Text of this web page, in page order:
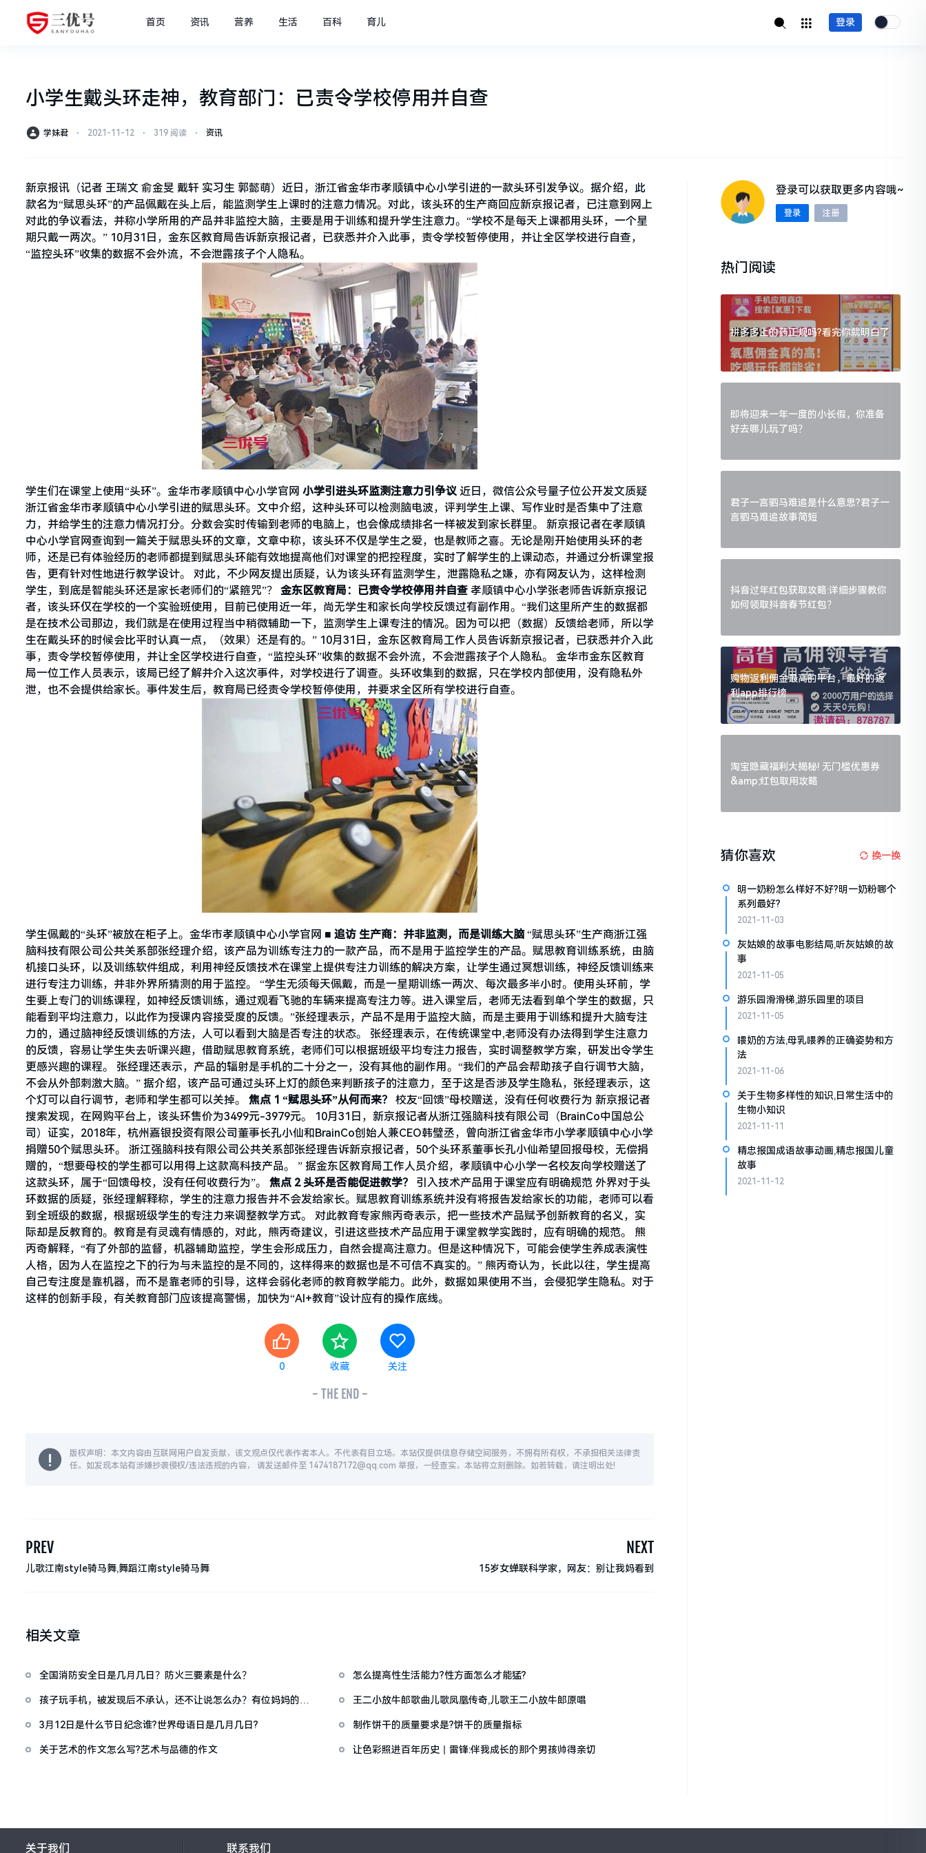
首页 资讯 营养 生活 百科 育儿 登录
小学生戴头环走神，教育部门：已责令学校停用并自查
学妹君 ⋅ 2021-11-12 ⋅ 319 阅读 ⋅ 资讯
新京报讯（记者 王瑞文 俞金旻 戴轩 实习生 郭懿萌）近日，浙江省金华市孝顺镇中心小学引进的一款头环引发争议。据介绍，此
款名为“赋思头环”的产品佩戴在头上后，能监测学生上课时的注意力情况。对此，该头环的生产商回应新京报记者，已注意到网上
对此的争议看法，并称小学所用的产品并非监控大脑，主要是用于训练和提升学生注意力。“学校不是每天上课都用头环，一个星
期只戴一两次。” 10月31日，金东区教育局告诉新京报记者，已获悉并介入此事，责令学校暂停使用，并让全区学校进行自查，
“监控头环”收集的数据不会外流，不会泄露孩子个人隐私。
学生们在课堂上使用“头环”。金华市孝顺镇中心小学官网 小学引进头环监测注意力引争议 近日，微信公众号量子位公开发文质疑
浙江省金华市孝顺镇中心小学引进的赋思头环。文中介绍，这种头环可以检测脑电波，评判学生上课、写作业时是否集中了注意
力，并给学生的注意力情况打分。分数会实时传输到老师的电脑上，也会像成绩排名一样被发到家长群里。 新京报记者在孝顺镇
中心小学官网查询到一篇关于赋思头环的文章，文章中称，该头环不仅是学生之爱，也是教师之喜。无论是刚开始使用头环的老
师，还是已有体验经历的老师都提到赋思头环能有效地提高他们对课堂的把控程度，实时了解学生的上课动态，并通过分析课堂报
告，更有针对性地进行教学设计。 对此，不少网友提出质疑，认为该头环有监测学生，泄露隐私之嫌，亦有网友认为，这样检测
学生，到底是智能头环还是家长老师们的“紧箍咒”？ 金东区教育局：已责令学校停用并自查 孝顺镇中心小学张老师告诉新京报记
者，该头环仅在学校的一个实验班使用，目前已使用近一年，尚无学生和家长向学校反馈过有副作用。“我们这里所产生的数据都
是在技术公司那边，我们就是在使用过程当中稍微辅助一下，监测学生上课专注的情况。因为可以把（数据）反馈给老师，所以学
生在戴头环的时候会比平时认真一点，（效果）还是有的。” 10月31日，金东区教育局工作人员告诉新京报记者，已获悉并介入此
事，责令学校暂停使用，并让全区学校进行自查，“监控头环”收集的数据不会外流，不会泄露孩子个人隐私。 金华市金东区教育
局一位工作人员表示，该局已经了解并介入这次事件，对学校进行了调查。头环收集到的数据，只在学校内部使用，没有隐私外
泄，也不会提供给家长。事件发生后，教育局已经责令学校暂停使用，并要求全区所有学校进行自查。
学生佩戴的“头环”被放在柜子上。金华市孝顺镇中心小学官网 ■ 追访 生产商：并非监测，而是训练大脑“赋思头环”生产商浙江强
脑科技有限公司公共关系部张经理介绍，该产品为训练专注力的一款产品，而不是用于监控学生的产品。赋思教育训练系统，由脑
机接口头环，以及训练软件组成，利用神经反馈技术在课堂上提供专注力训练的解决方案，让学生通过冥想训练，神经反馈训练来
进行专注力训练，并非外界所猜测的用于监控。 “学生无须每天佩戴，而是一星期训练一两次、每次最多半小时。使用头环前，学
生要上专门的训练课程，如神经反馈训练，通过观看飞驰的车辆来提高专注力等。进入课堂后，老师无法看到单个学生的数据，只
能看到平均注意力，以此作为授课内容接受度的反馈。”张经理表示，产品不是用于监控大脑，而是主要用于训练和提升大脑专注
力的，通过脑神经反馈训练的方法，人可以看到大脑是否专注的状态。 张经理表示，在传统课堂中,老师没有办法得到学生注意力
的反馈，容易让学生失去听课兴趣，借助赋思教育系统，老师们可以根据班级平均专注力报告，实时调整教学方案，研发出令学生
更感兴趣的课程。 张经理还表示，产品的辐射是手机的二十分之一，没有其他的副作用。“我们的产品会帮助孩子自行调节大脑，
不会从外部刺激大脑。” 据介绍，该产品可通过头环上灯的颜色来判断孩子的注意力，至于这是否涉及学生隐私，张经理表示，这
个灯可以自行调节，老师和学生都可以关掉。 焦点 1 “赋思头环”从何而来？
校友“回馈”母校赠送，没有任何收费行为 新京报记者
搜索发现，在网购平台上，该头环售价为3499元-3979元。 10月31日，新京报记者从浙江强脑科技有限公司（BrainCo中国总公
司）证实，2018年，杭州嘉银投资有限公司董事长孔小仙和BrainCo创始人兼CEO韩璧丞，曾向浙江省金华市小学孝顺镇中心小学
捐赠50个赋思头环。 浙江强脑科技有限公司公共关系部张经理告诉新京报记者，50个头环系董事长孔小仙希望回报母校，无偿捐
赠的，“想要母校的学生都可以用得上这款高科技产品。 ” 据金东区教育局工作人员介绍，孝顺镇中心小学一名校友向学校赠送了
这款头环，属于“回馈母校，没有任何收费行为”。 焦点 2 头环是否能促进教学？
引入技术产品用于课堂应有明确规范 外界对于头
环数据的质疑，张经理解释称，学生的注意力报告并不会发给家长。赋思教育训练系统并没有将报告发给家长的功能，老师可以看
到全班级的数据，根据班级学生的专注力来调整教学方式。 对此教育专家熊丙奇表示，把一些技术产品赋予创新教育的名义，实
际却是反教育的。教育是有灵魂有情感的，对此，熊丙奇建议，引进这些技术产品应用于课堂教学实践时，应有明确的规范。 熊
丙奇解释，“有了外部的监督，机器辅助监控，学生会形成压力，自然会提高注意力。但是这种情况下，可能会使学生养成表演性
人格，因为人在监控之下的行为与未监控的是不同的，这样得来的数据也是不可信不真实的。” 熊丙奇认为，长此以往，学生提高
自己专注度是靠机器，而不是靠老师的引导，这样会弱化老师的教育教学能力。此外，数据如果使用不当，会侵犯学生隐私。对于
这样的创新手段，有关教育部门应该提高警惕，加快为“AI+教育”设计应有的操作底线。
0 收藏 关注
- THE END -
版权声明：本文内容由互联网用户自发贡献，该文观点仅代表作者本人。不代表有目立场。本站仅提供信息存储空间服务，不拥有所有权，不承担相关法律责
任。如发现本站有涉嫌抄袭侵权/违法违规的内容， 请发送邮件至 1474187172@qq.com 举报，一经查实，本站将立刻删除。如若转载，请注明出处!
PREV
儿歌江南style骑马舞,舞蹈江南style骑马舞
NEXT
15岁女蝉联科学家，网友：别让我妈看到
相关文章
全国消防安全日是几月几日？防火三要素是什么？ 怎么提高性生活能力?性方面怎么才能猛?
孩子玩手机，被发现后不承认，还不让说怎么办？有位妈妈的做
王二小放牛郎歌曲儿歌凤凰传奇,儿歌王二小放牛郎原唱
3月12日是什么节日纪念谁?世界母语日是几月几日? 制作饼干的质量要求是?饼干的质量指标
关于艺术的作文怎么写?艺术与品德的作文 让色彩照进百年历史丨雷锋:伴我成长的那个男孩帅得亲切
登录可以获取更多内容哦~
登录 注册
热门阅读
拼多多上的药正规吗?看完你就明白了
即将迎来一年一度的小长假，你准备
好去哪儿玩了吗？
君子一言驷马难追是什么意思?君子一
言驷马难追故事简短
抖音过年红包获取攻略:详细步骤教你
如何领取抖音春节红包？
购物返利佣金最高的平台，最好的返
利app排行榜
淘宝隐藏福利大揭秘! 无门槛优惠券
&amp;红包取用攻略
猜你喜欢 换一换
明一奶粉怎么样好不好?明一奶粉哪个
系列最好?
2021-11-03
灰姑娘的故事电影结局,听灰姑娘的故
事
2021-11-05
游乐园滑滑梯,游乐园里的项目
2021-11-05
喂奶的方法,母乳喂养的正确姿势和方
法
2021-11-06
关于生物多样性的知识,日常生活中的
生物小知识
2021-11-11
精忠报国成语故事动画,精忠报国儿童
故事
2021-11-12
关于我们 联系我们